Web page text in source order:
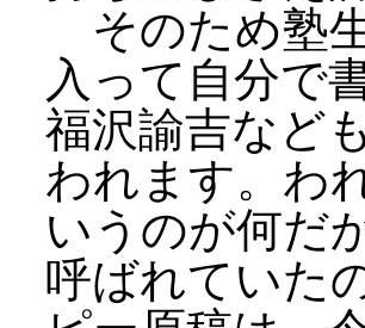
そのため塾
入って自分で
福沢諭吉など
われます。わ
いうのが何だ
呼ばれていた